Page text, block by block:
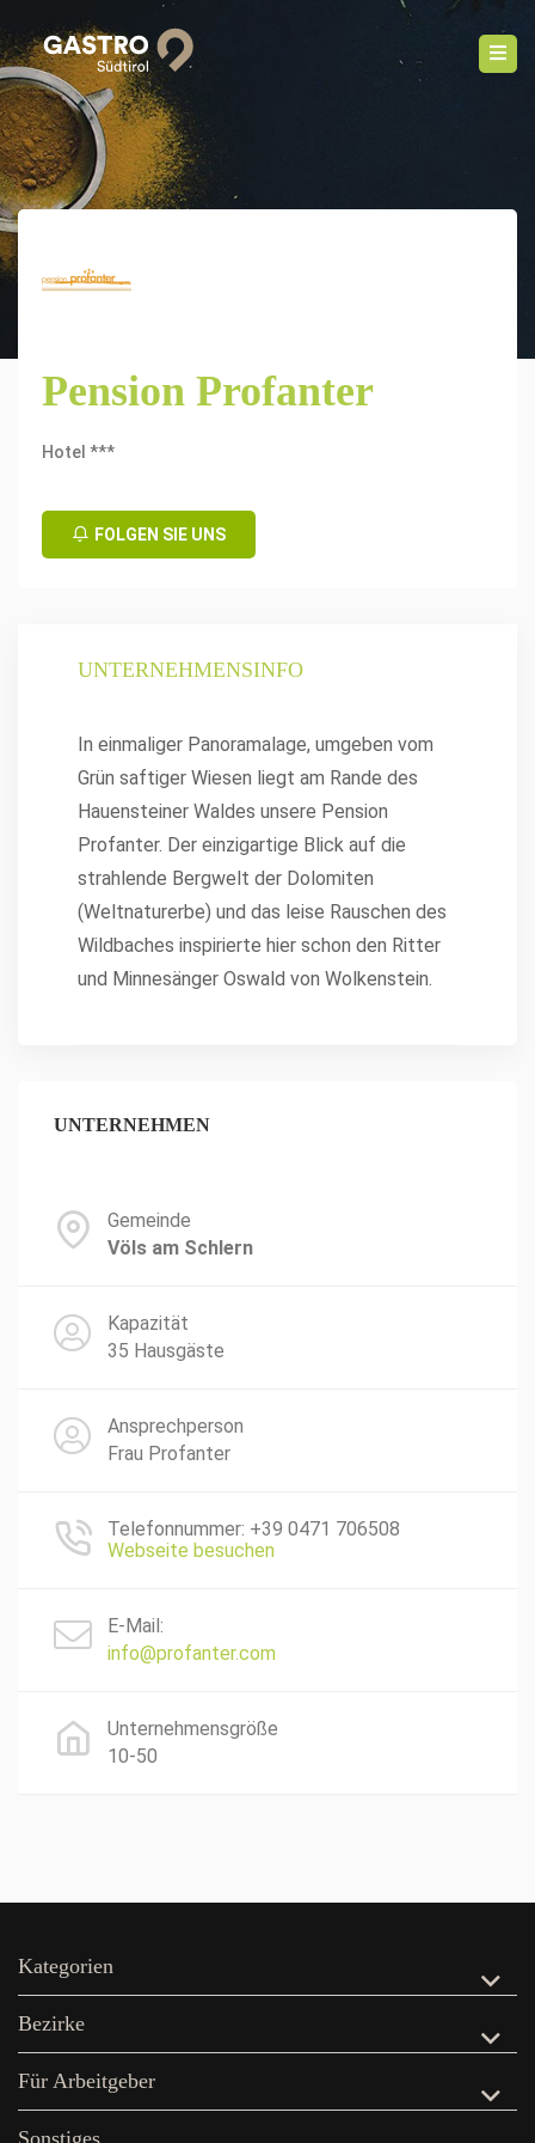
Pension Profanter
Hotel ***
FOLGEN SIE UNS
UNTERNEHMENSINFO
In einmaliger Panoramalage, umgeben vom
Grün saftiger Wiesen liegt am Rande des
Hauensteiner Waldes unsere Pension
Profanter. Der einzigartige Blick auf die
strahlende Bergwelt der Dolomiten
(Weltnaturerbe) und das leise Rauschen des
Wildbaches inspirierte hier schon den Ritter
und Minnesänger Oswald von Wolkenstein.
UNTERNEHMEN
Gemeinde
Völs am Schlern
Kapazität
35 Hausgäste
Ansprechperson
Frau Profanter
Telefonnummer: +39 0471 706508
Webseite besuchen
E-Mail:
info@profanter.com
Unternehmensgröße
10-50
Kategorien
Bezirke
Für Arbeitgeber
Sonstiges